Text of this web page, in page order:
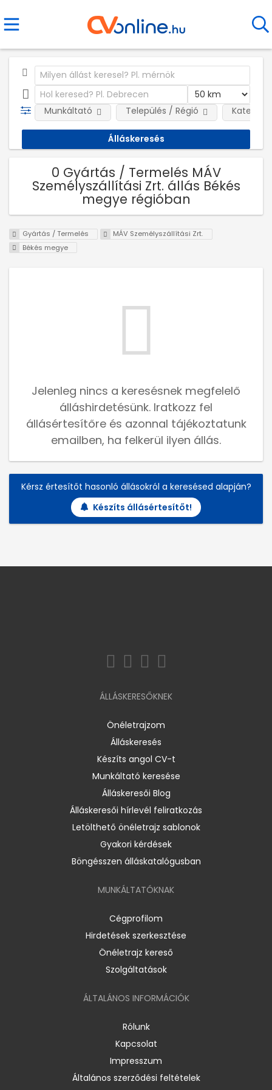
Munkáltató Település / Régió
0 Gyártás / Termelés MÁV
Személyszállítási Zrt. állás Békés
megye régióban
Gyártás / Termelés
MÁV Személyszállítási Zrt.
Békés megye
Jelenleg nincs a keresésnek megfelelő
álláshirdetésünk. Iratkozz fel
állásértesítőre és azonnal tájékoztatunk
emailben, ha felkerül ilyen állás.
Kérsz értesítőt hasonló állásokról a keresésed alapján?
Készíts állásértesítőt!
ÁLLÁSKERESŐKNEK
Önéletrajzom
Álláskeresés
Készíts angol CV-t
Munkáltató keresése
Álláskeresői Blog
Álláskeresői hírlevél feliratkozás
Letölthető önéletrajz sablonok
Gyakori kérdések
Böngésszen álláskatalógusban
MUNKÁLTATÓKNAK
Cégprofilom
Hirdetések szerkesztése
Önéletrajz kereső
Szolgáltatások
ÁLTALÁNOS INFORMÁCIÓK
Rólunk
Kapcsolat
Impresszum
Általános szerződési feltételek